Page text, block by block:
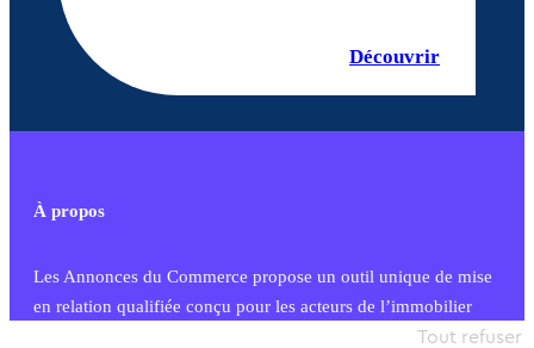
Découvrir
À propos
Les Annonces du Commerce propose un outil unique de mise
en relation qualifiée conçu pour les acteurs de l’immobilier
commercial et les collectivités territoriales, simple et intégrant
Tout refuser